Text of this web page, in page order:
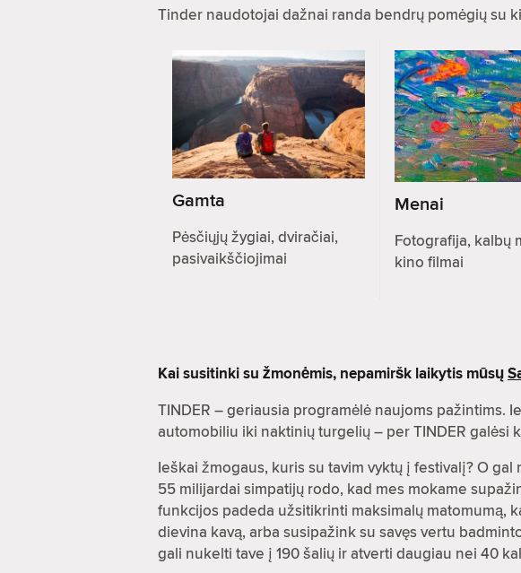
Tinder naudotojai dažnai randa bendrų pomėgių su
Gamta
Pėsčiųjų žygiai, dviračiai,
pasivaikščiojimai
Menai
Fotografija, kalbų
kino filmai
Kai susitinki su žmonėmis, nepamiršk laikytis mūsų
TINDER – geriausia programėlė naujoms pažintims.
automobiliu iki naktinių turgelių – per TINDER galėsi
Ieškai žmogaus, kuris su tavim vyktų į festivalį? O
55 milijardai simpatijų rodo, kad mes mokame
funkcijos padeda užsitikrinti maksimalų matomumą,
dievina kavą, arba susipažink su savęs vertu
gali nukelti tave į 190 šalių ir atverti daugiau nei 40